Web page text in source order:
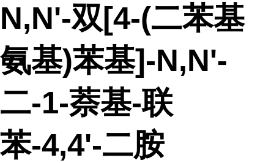
N,N'-双[4-(二苯基
氨基)苯基]-N,N'-
二-1-萘基-联
苯-4,4'-二胺